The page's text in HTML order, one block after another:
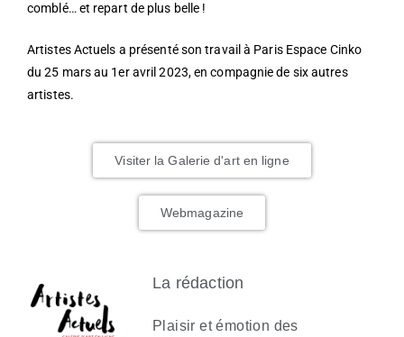
comblé… et repart de plus belle !
Artistes Actuels a présenté son travail à Paris Espace Cinko
du 25 mars au 1er avril 2023, en compagnie de six autres
artistes.
Visiter la Galerie d'art en ligne
Webmagazine
La rédaction
Plaisir et émotion des